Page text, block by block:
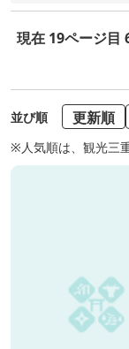
現在 19ページ目
並び順 更新順
※人気順は、観光三